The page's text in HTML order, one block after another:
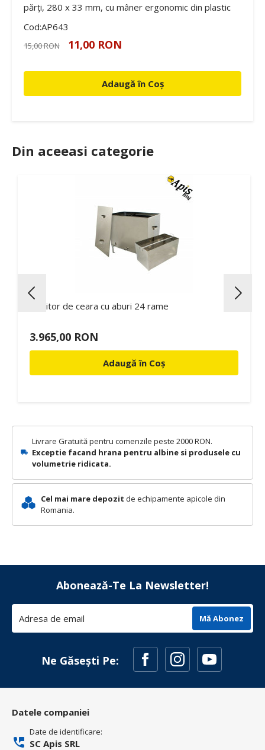
Livrare Gratuită pentru comenzile peste 2000 RON.
Exceptie facand hrana pentru albine si produsele cu
volumetrie ridicata.
Cel mai mare depozit de echipamente apicole din
Romania.
părți, 280 x 33 mm, cu mâner ergonomic din plastic
Cod:AP643
15,00 RON 11,00 RON
Adaugă în Coș
Din aceeasi categorie
Topitor de ceara cu aburi 24 rame
3.965,00 RON
Adaugă în Coș
Abonează-Te La Newsletter!
Mă Abonez
Ne Găsești Pe:
Datele companiei
Date de identificare:
SC Apis SRL